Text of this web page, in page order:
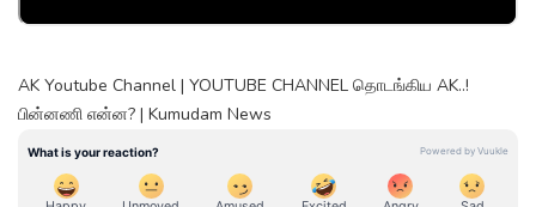
AK Youtube Channel | YOUTUBE CHANNEL தொடங்கிய AK..!
பின்னணி என்ன? | Kumudam News